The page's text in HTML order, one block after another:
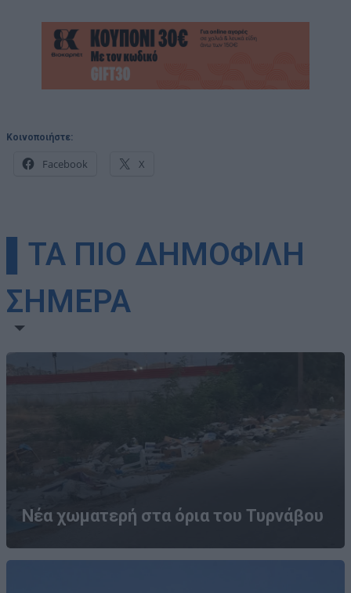
Κοινοποιήστε:
Facebook X
▌ΤΑ ΠΙΟ ΔΗΜΟΦΙΛΗ
ΣΗΜΕΡΑ
Νέα χωματερή στα όρια του Τυρνάβου